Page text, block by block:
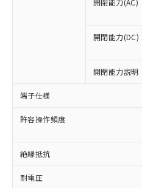
開閉能力(AC)
開閉能力(DC)
開閉能力説明
端子仕様
許容操作頻度
絶縁抵抗
耐電圧
以下の条件をお読み
本サービスは、
商品の当社在庫
(税抜)を提供さ
当社制御機器事
本サービスの対
ことをご了承く
在庫状況および
記載している更
タに基づき作成
準価格とは異な
非含有に非対応の商
調査・確認中：EU
非含有の対応状況を
非該当品：ライセン
害物質有無と関係の
仕入先様の事情により
いたものが、含有品
むを得ず変更すること
*EU RoHS指令（10物質）：
鉛(Pb) 1000ppm以下、 水銀
六価クロム(Cr(Ⅵ))
「○」：最大均質材
基準値以下であるこ
「×」：最大均質材料
基準値を超えている
「－」：未確認です。
当社は、これら
為替および外国
（以下｢規制貨
または国外への
国政府の輸出許
可)を取得する